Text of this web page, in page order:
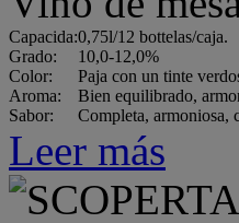
Capacida:0,75l/12 bottelas/caja.
Grado:
10,0-12,0%
Color:
Paja con un tinte
Aroma:
Bien equilibrado,
Sabor:
Completa, armoniosa,
Leer más